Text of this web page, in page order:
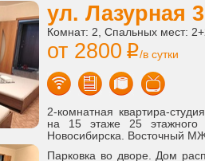
ул. Лазурная
Комнат: 2, Спальных мест:
от 2800 i/в сутки
2-комнатная квартира-
на 15 этаже 25 этажного
Новосибирска. Восточный
Парковка во дворе. Дом